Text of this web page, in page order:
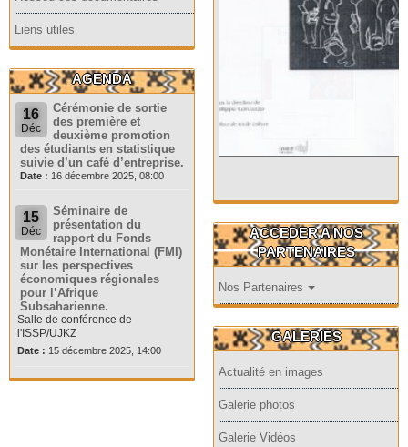
Liens utiles
AGENDA
16
Déc
Cérémonie de sortie
des première et
deuxième promotion
des étudiants en statistique
suivie d’un café d’entreprise.
Date : 16 décembre 2025, 08:00
15
Déc
Séminaire de
présentation du
rapport du Fonds
Monétaire International (FMI)
sur les perspectives
économiques régionales
pour l’Afrique
Subsaharienne.
Salle de conférence de
l'ISSP/UJKZ
Date : 15 décembre 2025, 14:00
ACCEDER A NOS
PARTENAIRES
Nos Partenaires
GALERIES
Actualité en images
Galerie photos
Galerie Vidéos